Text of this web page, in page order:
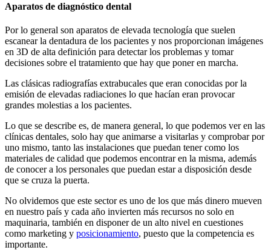
Aparatos de diagnóstico dental
Por lo general son aparatos de elevada tecnología que suelen
escanear la dentadura de los pacientes y nos proporcionan imágenes
en 3D de alta definición para detectar los problemas y tomar
decisiones sobre el tratamiento que hay que poner en marcha.
Las clásicas radiografías extrabucales que eran conocidas por la
emisión de elevadas radiaciones lo que hacían eran provocar
grandes molestias a los pacientes.
Lo que se describe es, de manera general, lo que podemos ver en las
clínicas dentales, solo hay que animarse a visitarlas y comprobar por
uno mismo, tanto las instalaciones que puedan tener como los
materiales de calidad que podemos encontrar en la misma, además
de conocer a los personales que puedan estar a disposición desde
que se cruza la puerta.
No olvidemos que este sector es uno de los que más dinero mueven
en nuestro país y cada año invierten más recursos no solo en
maquinaria, también en disponer de un alto nivel en cuestiones
como marketing y posicionamiento, puesto que la competencia es
importante.